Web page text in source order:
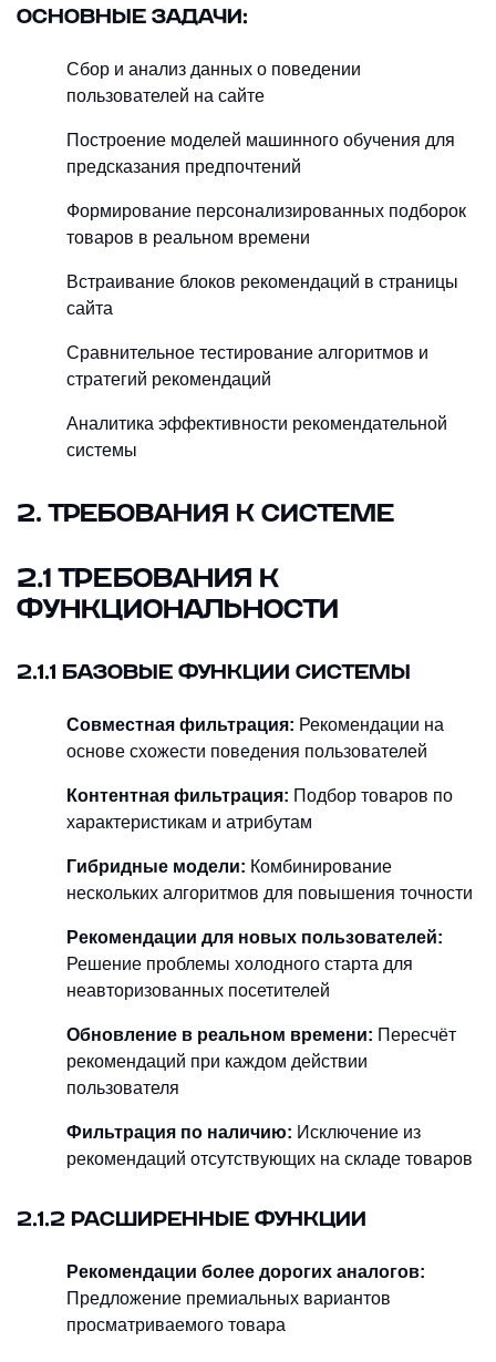
ОСНОВНЫЕ ЗАДАЧИ:
Сбор и анализ данных о поведении
пользователей на сайте
Построение моделей машинного обучения для
предсказания предпочтений
Формирование персонализированных подборок
товаров в реальном времени
Встраивание блоков рекомендаций в страницы
сайта
Сравнительное тестирование алгоритмов и
стратегий рекомендаций
Аналитика эффективности рекомендательной
системы
2. ТРЕБОВАНИЯ К СИСТЕМЕ
2.1 ТРЕБОВАНИЯ К
ФУНКЦИОНАЛЬНОСТИ
2.1.1 БАЗОВЫЕ ФУНКЦИИ СИСТЕМЫ
Совместная фильтрация: Рекомендации на
основе схожести поведения пользователей
Контентная фильтрация: Подбор товаров по
характеристикам и атрибутам
Гибридные модели: Комбинирование
нескольких алгоритмов для повышения точности
Рекомендации для новых пользователей:
Решение проблемы холодного старта для
неавторизованных посетителей
Обновление в реальном времени: Пересчёт
рекомендаций при каждом действии
пользователя
Фильтрация по наличию: Исключение из
рекомендаций отсутствующих на складе товаров
2.1.2 РАСШИРЕННЫЕ ФУНКЦИИ
Рекомендации более дорогих аналогов:
Предложение премиальных вариантов
просматриваемого товара